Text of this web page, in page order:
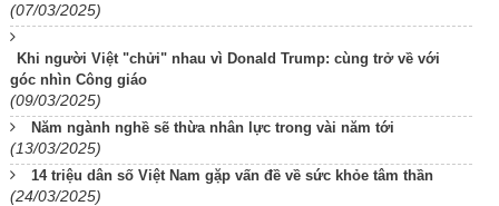
(07/03/2025)
Khi người Việt "chửi" nhau vì Donald Trump: cùng trở về với
góc nhìn Công giáo
(09/03/2025)
Năm ngành nghề sẽ thừa nhân lực trong vài năm tới
(13/03/2025)
14 triệu dân số Việt Nam gặp vấn đề về sức khỏe tâm thần
(24/03/2025)